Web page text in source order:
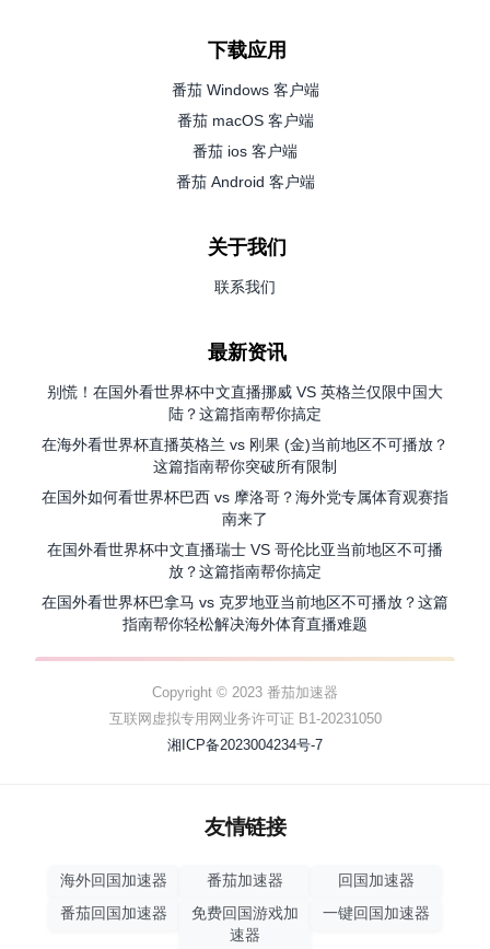
下载应用
番茄 Windows 客户端
番茄 macOS 客户端
番茄 ios 客户端
番茄 Android 客户端
关于我们
联系我们
最新资讯
别慌！在国外看世界杯中文直播挪威 VS 英格兰仅限中国大
陆？这篇指南帮你搞定
在海外看世界杯直播英格兰 vs 刚果 (金)当前地区不可播放？
这篇指南帮你突破所有限制
在国外如何看世界杯巴西 vs 摩洛哥？海外党专属体育观赛指
南来了
在国外看世界杯中文直播瑞士 VS 哥伦比亚当前地区不可播
放？这篇指南帮你搞定
在国外看世界杯巴拿马 vs 克罗地亚当前地区不可播放？这篇
指南帮你轻松解决海外体育直播难题
Copyright © 2023 番茄加速器
互联网虚拟专用网业务许可证 B1-20231050
湘ICP备2023004234号-7
友情链接
海外回国加速器 番茄加速器
回国加速器
番茄回国加速器
免费回国游戏加
速器
一键回国加速器